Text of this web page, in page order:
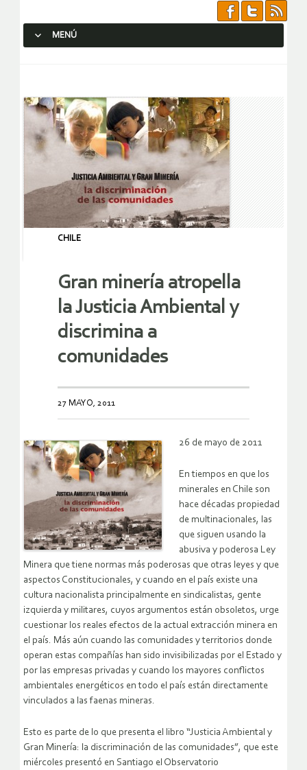
MENÚ
CHILE
Gran minería atropella
la Justicia Ambiental y
discrimina a
comunidades
27 MAYO, 2011
26 de mayo de 2011
En tiempos en que los
minerales en Chile son
hace décadas propiedad
de multinacionales, las
que siguen usando la
abusiva y poderosa Ley
Minera que tiene normas más poderosas que otras leyes y que
aspectos Constitucionales, y cuando en el país existe una
cultura nacionalista principalmente en sindicalistas, gente
izquierda y militares, cuyos argumentos están obsoletos, urge
cuestionar los reales efectos de la actual extracción minera en
el país. Más aún cuando las comunidades y territorios donde
operan estas compañías han sido invisibilizadas por el Estado y
por las empresas privadas y cuando los mayores conflictos
ambientales energéticos en todo el país están directamente
vinculados a las faenas mineras.
Esto es parte de lo que presenta el libro “Justicia Ambiental y
Gran Minería: la discriminación de las comunidades”, que este
miércoles presentó en Santiago el Observatorio